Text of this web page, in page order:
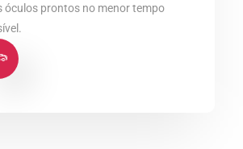
óculos prontos no menor tempo